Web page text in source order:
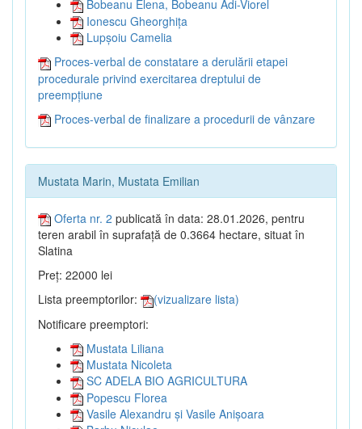
Bobeanu Elena, Bobeanu Adi-Viorel
Ionescu Gheorghița
Lupșoiu Camelia
Proces-verbal de constatare a derulării etapei
procedurale privind exercitarea dreptului de
preempțiune
Proces-verbal de finalizare a procedurii de vânzare
Mustata Marin, Mustata Emilian
Oferta nr. 2 publicată în data: 28.01.2026, pentru
teren arabil în suprafață de 0.3664 hectare, situat în
Slatina
Preț: 22000 lei
Lista preemptorilor:
(vizualizare lista)
Notificare preemptori:
Mustata Liliana
Mustata Nicoleta
SC ADELA BIO AGRICULTURA
Popescu Florea
Vasile Alexandru și Vasile Anișoara